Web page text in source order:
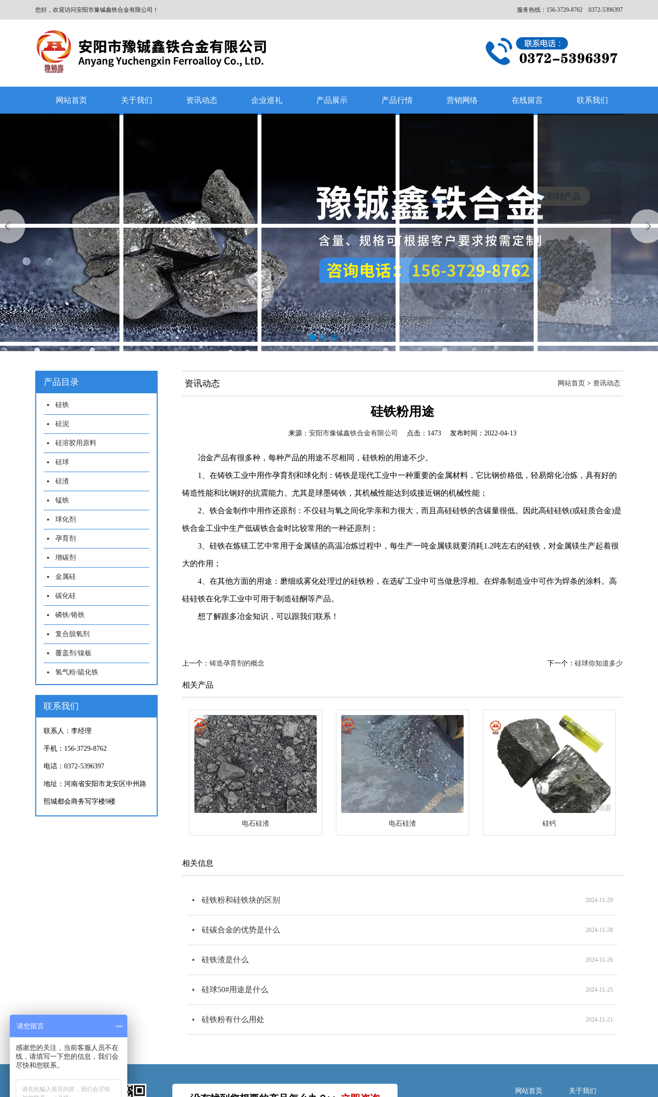
您好，欢迎访问安阳市豫铖鑫铁合金有限公司！ 服务热线：156-3729-8762 0372-5396397
网站首页 关于我们 资讯动态 企业巡礼 产品展示 产品行情 营销网络 在线留言 联系我们
产品目录
硅铁
硅泥
硅溶胶用原料
硅球
硅渣
锰铁
球化剂
孕育剂
增碳剂
金属硅
碳化硅
磷铁/铬铁
复合脱氧剂
覆盖剂/镍板
氢气粉/硫化铁
联系我们
联系人：李经理
手机：156-3729-8762
电话：0372-5396397
地址：河南省安阳市龙安区中州路
熙城都会商务写字楼9楼
资讯动态 网站首页 > 资讯动态
硅铁粉用途
来源： 安阳市豫铖鑫铁合金有限公司 点击：1473 发布时间：2022-04-13
冶金产品有很多种，每种产品的用途不尽相同，硅铁粉的用途不少。
1、在铸铁工业中用作孕育剂和球化剂：铸铁是现代工业中一种重要的金属材料，它比钢价格低，轻易熔化冶炼，具有好的
铸造性能和比钢好的抗震能力。尤其是球墨铸铁，其机械性能达到或接近钢的机械性能；
2、铁合金制作中用作还原剂：不仅硅与氧之间化学亲和力很大，而且高硅硅铁的含碳量很低。因此高硅硅铁(或硅质合金)是
铁合金工业中生产低碳铁合金时比较常用的一种还原剂；
3、硅铁在炼镁工艺中常用于金属镁的高温冶炼过程中，每生产一吨金属镁就要消耗1.2吨左右的硅铁，对金属镁生产起着很
大的作用；
4、在其他方面的用途：磨细或雾化处理过的硅铁粉，在选矿工业中可当做悬浮相。在焊条制造业中可作为焊条的涂料。高
硅硅铁在化学工业中可用于制造硅酮等产品。
想了解跟多冶金知识，可以跟我们联系！
上一个： 铸造孕育剂的概念 下一个： 硅球你知道多少
相关产品
电石硅渣 电石硅渣 硅钙
相关信息
硅铁粉和硅铁块的区别 2024-11-29
硅碳合金的优势是什么 2024-11-28
硅铁渣是什么 2024-11-26
硅球50#用途是什么 2024-11-25
硅铁粉有什么用处 2024-11-21
网站首页 关于我们
请您留言
感谢您的关注，当前客服人员不在
线，请填写一下您的信息，我们会
尽快和您联系。